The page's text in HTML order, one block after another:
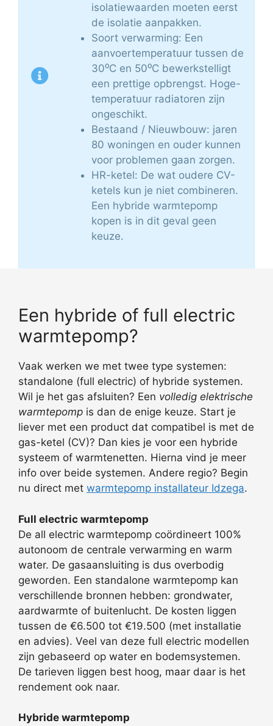
isolatiewaarden moeten eerst
de isolatie aanpakken.
Soort verwarming: Een
aanvoertemperatuur tussen de
30⁰C en 50⁰C bewerkstelligt
een prettige opbrengst. Hoge-
temperatuur radiatoren zijn
ongeschikt.
Bestaand / Nieuwbouw: jaren
80 woningen en ouder kunnen
voor problemen gaan zorgen.
HR-ketel: De wat oudere CV-
ketels kun je niet combineren.
Een hybride warmtepomp
kopen is in dit geval geen
keuze.
Een hybride of full electric
warmtepomp?
Vaak werken we met twee type systemen:
standalone (full electric) of hybride systemen.
Wil je het gas afsluiten? Een volledig elektrische
warmtepomp is dan de enige keuze. Start je
liever met een product dat compatibel is met de
gas-ketel (CV)? Dan kies je voor een hybride
systeem of warmtenetten. Hierna vind je meer
info over beide systemen. Andere regio? Begin
nu direct met warmtepomp installateur Idzega.
Full electric warmtepomp
De all electric warmtepomp coördineert 100%
autonoom de centrale verwarming en warm
water. De gasaansluiting is dus overbodig
geworden. Een standalone warmtepomp kan
verschillende bronnen hebben: grondwater,
aardwarmte of buitenlucht. De kosten liggen
tussen de €6.500 tot €19.500 (met installatie
en advies). Veel van deze full electric modellen
zijn gebaseerd op water en bodemsystemen.
De tarieven liggen best hoog, maar daar is het
rendement ook naar.
Hybride warmtepomp